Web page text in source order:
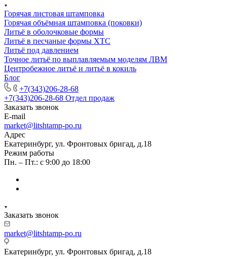
Горячая листовая штамповка
Горячая объёмная штамповка (поковки)
Литьё в оболочковые формы
Литьё в песчаные формы ХТС
Литьё под давлением
Точное литьё по выплавляемым моделям ЛВМ
Центробежное литьё и литьё в кокиль
Блог
+7(343)206-28-68
+7(343)206-28-68 Отдел продаж
Заказать звонок
E-mail
market@litshtamp-po.ru
Адрес
Екатеринбург, ул. Фронтовых бригад, д.18
Режим работы
Пн. – Пт.: с 9:00 до 18:00
Заказать звонок
market@litshtamp-po.ru
Екатеринбург, ул. Фронтовых бригад, д.18